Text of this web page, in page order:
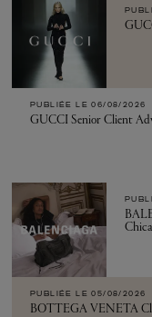
PUBLIÉE LE 06/08/2026
GUCCI Senior Client
PUBLIÉE LE 05/08/2026
BOTTEGA VENETA